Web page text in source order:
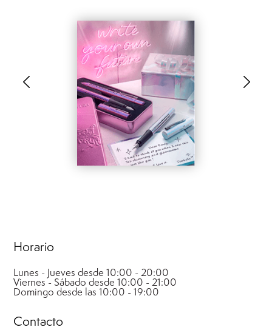
Horario
Lunes - Jueves desde 10:00 - 20:00
Viernes - Sábado desde 10:00 - 21:00
Domingo desde las 10:00 - 19:00
Contacto